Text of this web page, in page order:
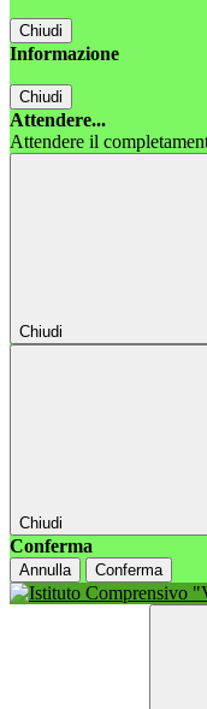
Chiudi
Informazione
Chiudi
Attendere...
Attendere il
Chiudi
Chiudi
Conferma
Annulla Conferma